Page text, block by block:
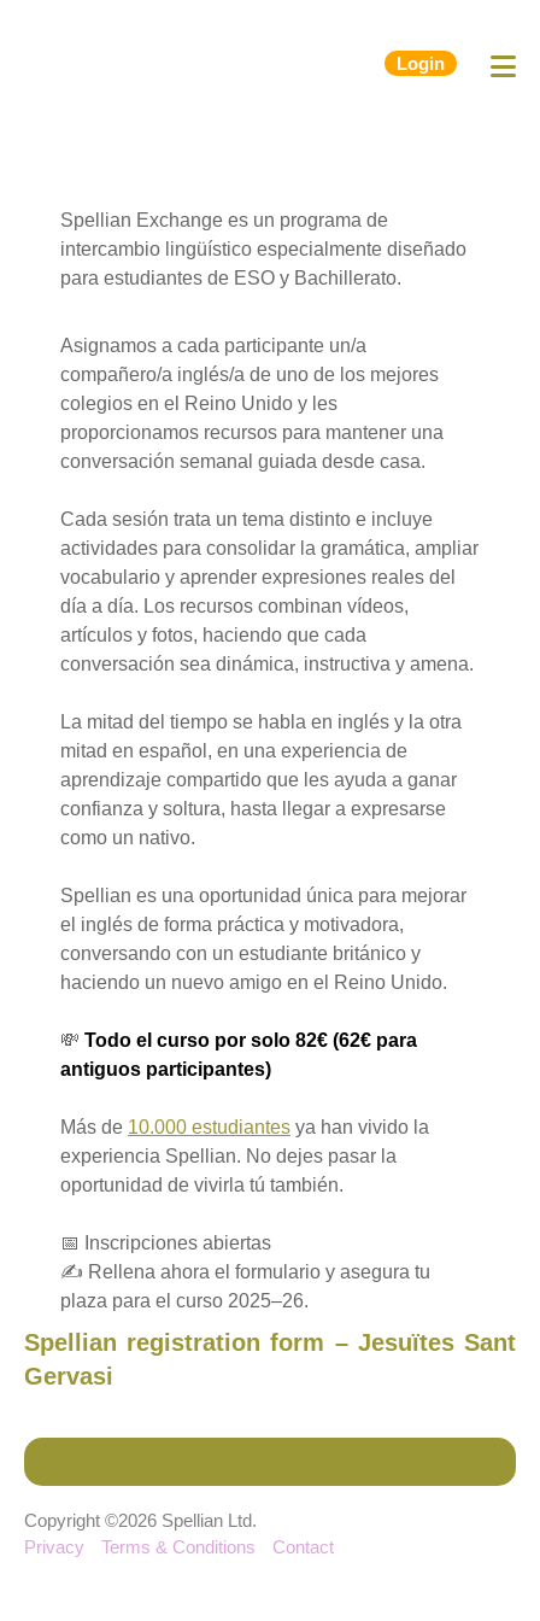
Login
Spellian Exchange es un programa de
intercambio lingüístico especialmente diseñado
para estudiantes de ESO y Bachillerato.
Asignamos a cada participante un/a
compañero/a inglés/a de uno de los mejores
colegios en el Reino Unido y les
proporcionamos recursos para mantener una
conversación semanal guiada desde casa.
Cada sesión trata un tema distinto e incluye
actividades para consolidar la gramática, ampliar
vocabulario y aprender expresiones reales del
día a día. Los recursos combinan vídeos,
artículos y fotos, haciendo que cada
conversación sea dinámica, instructiva y amena.
La mitad del tiempo se habla en inglés y la otra
mitad en español, en una experiencia de
aprendizaje compartido que les ayuda a ganar
confianza y soltura, hasta llegar a expresarse
como un nativo.
Spellian es una oportunidad única para mejorar
el inglés de forma práctica y motivadora,
conversando con un estudiante británico y
haciendo un nuevo amigo en el Reino Unido.
💸 Todo el curso por solo 82€ (62€ para
antiguos participantes)
Más de 10.000 estudiantes ya han vivido la
experiencia Spellian. No dejes pasar la
oportunidad de vivirla tú también.
📅 Inscripciones abiertas
✍️ Rellena ahora el formulario y asegura tu
plaza para el curso 2025–26.
Spellian registration form – Jesuïtes Sant
Gervasi
Copyright ©2026 Spellian Ltd.
Privacy
Terms & Conditions Contact